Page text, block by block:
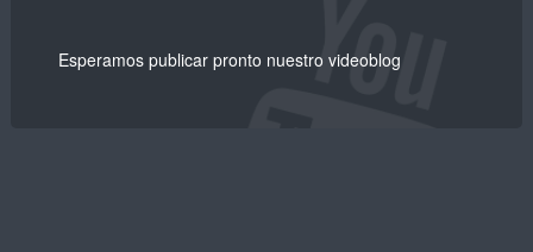
Esperamos publicar pronto nuestro videoblog